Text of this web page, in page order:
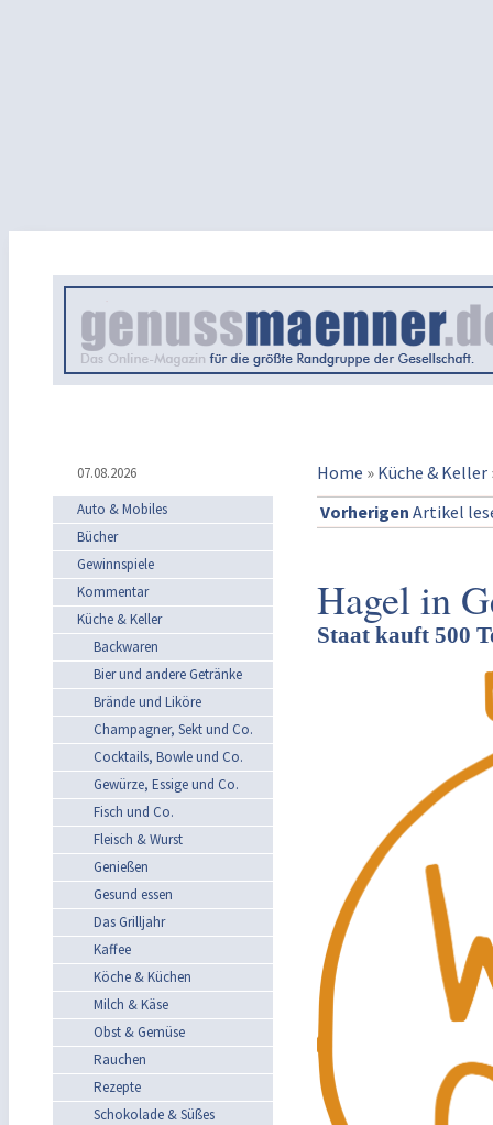
07.08.2026 Home » Küche & Keller
Auto & Mobiles
Bücher
Gewinnspiele
Kommentar
Küche & Keller
Backwaren
Bier und andere Getränke
Brände und Liköre
Champagner, Sekt und Co.
Cocktails, Bowle und Co.
Gewürze, Essige und Co.
Fisch und Co.
Fleisch & Wurst
Genießen
Gesund essen
Das Grilljahr
Kaffee
Köche & Küchen
Milch & Käse
Obst & Gemüse
Rauchen
Rezepte
Schokolade & Süßes
Vorherigen Artikel
Hagel in
Staat kauft 500